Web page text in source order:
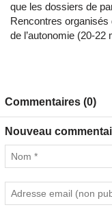
que les dossiers de
Rencontres
de l’autonomie (20-
Commentaires (0)
Nouveau